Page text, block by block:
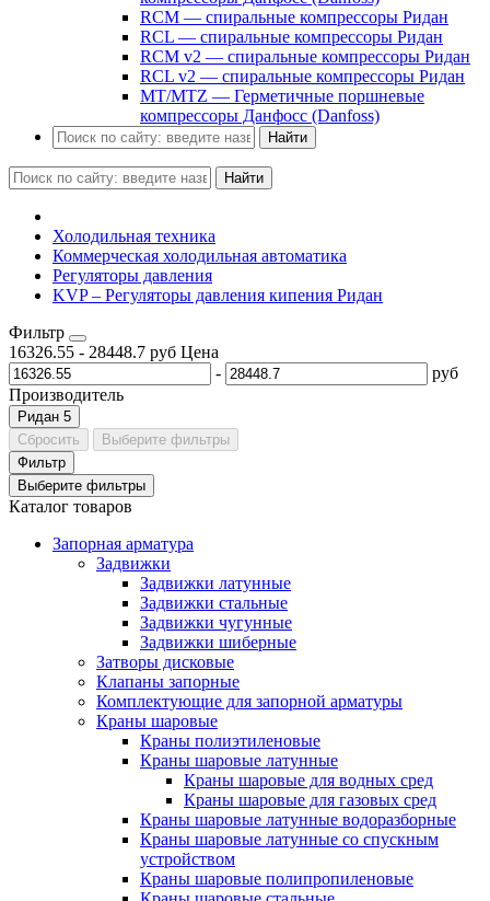
RCM — спиральные компрессоры Ридан
RCL — спиральные компрессоры Ридан
RCM v2 — спиральные компрессоры Ридан
RCL v2 — спиральные компрессоры Ридан
MT/MTZ — Герметичные поршневые
компрессоры Данфосс (Danfoss)
Найти
Найти
Холодильная техника
Коммерческая холодильная автоматика
Регуляторы давления
KVP – Регуляторы давления кипения Ридан
Фильтр
16326.55 - 28448.7 руб Цена
-
руб
Производитель
Ридан 5
Сбросить
Выберите фильтры
Фильтр
Выберите фильтры
Каталог товаров
Запорная арматура
Задвижки
Задвижки латунные
Задвижки стальные
Задвижки чугунные
Задвижки шиберные
Затворы дисковые
Клапаны запорные
Комплектующие для запорной арматуры
Краны шаровые
Краны полиэтиленовые
Краны шаровые латунные
Краны шаровые для водных сред
Краны шаровые для газовых сред
Краны шаровые латунные водоразборные
Краны шаровые латунные со спускным
устройством
Краны шаровые полипропиленовые